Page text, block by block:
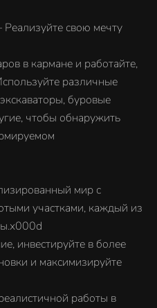
Реализуйте свою мечту
в кармане и работайте,
различные
буровые
чтобы обнаружить
мир с
участками, каждый из
инвестируйте в более
и максимизируйте
работы в